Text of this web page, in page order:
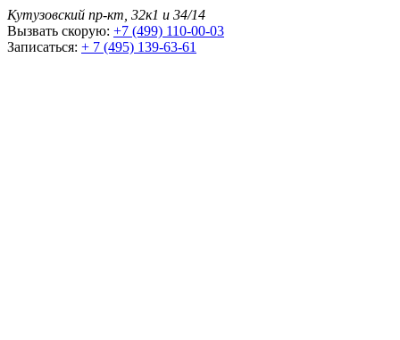
Кутузовский пр-кт, 32к1 и 34/14
Вызвать скорую: +7 (499) 110-00-03
Записаться: + 7 (495) 139-63-61